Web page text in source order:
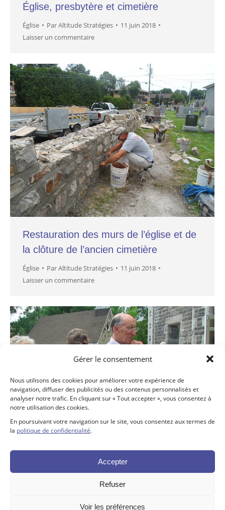
Gérer le consentement
Nous utilisons des cookies pour améliorer votre expérience de
navigation, diffuser des publicités ou des contenus personnalisés et
analyser notre trafic. En cliquant sur « Tout accepter », vous consentez à
notre utilisation des cookies.
En poursuivant votre navigation sur le site, vous consentez aux termes de
la politique de confidentialité.
Accepter
Refuser
Voir les préférences
Église, presbytère et cimetière
Église ParAltitude Stratégies
11 juin 2018
Laisser un commentaire
Restauration des murs de l’église et de
la clôture de l’ancien cimetière
Église ParAltitude Stratégies
11 juin 2018
Laisser un commentaire
Altitude Stratégies
Laisser un commentaire